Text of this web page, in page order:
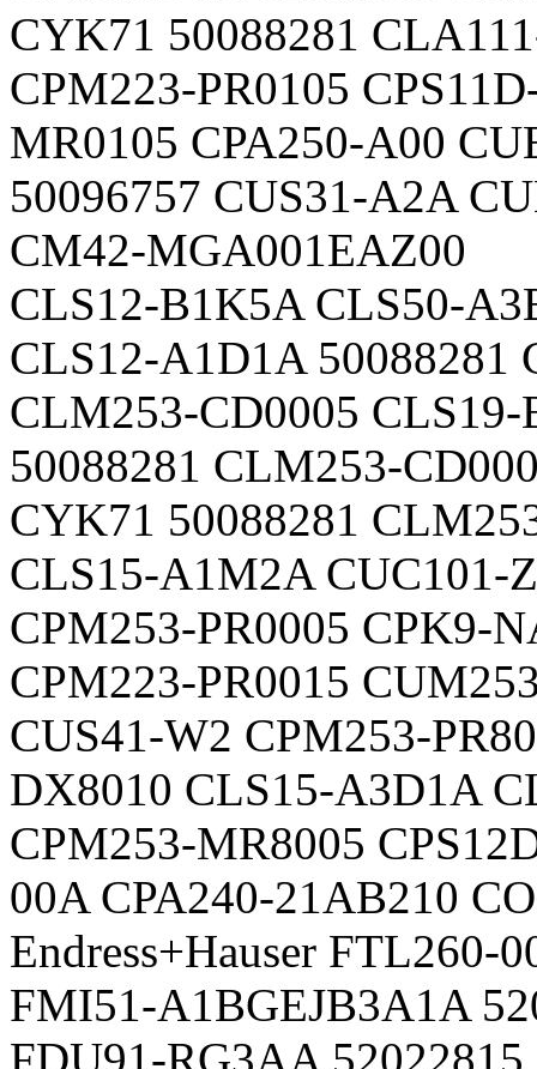
CYK71 50088281
CPM223-PR0105
MR0105 CPA250-A00
50096757 CUS31-A2A
CM42-MGA001EAZ00
CLS12-B1K5A CLS50-
CLS12-A1D1A 50088281
CLM253-CD0005
50088281 CLM253-
CYK71 50088281
CLS15-A1M2A CUC101-
CPM253-PR0005 CPK9-
CPM223-PR0015
CUS41-W2 CPM253-
DX8010 CLS15-A3D1A
CPM253-MR8005
00A CPA240-21AB210
Endress+Hauser FTL260-
FMI51-A1BGEJB3A1A
FDU91-RG3AA 52022815